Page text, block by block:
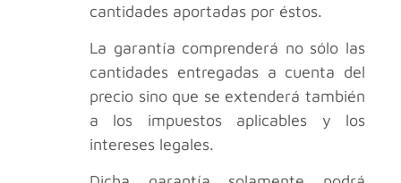
cantidades aportadas por éstos.
La garantía comprenderá no sólo las
cantidades entregadas a cuenta del
precio sino que se extenderá también
a los impuestos aplicables y los
intereses legales.